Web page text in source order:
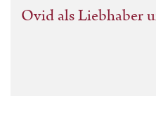
Ovid als Liebhaber